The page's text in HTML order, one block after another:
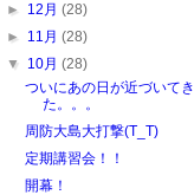
► 12月 (28)
► 11月 (28)
▼
10月 (28)
ついにあの日が近づいてき
た。。。
周防大島大打撃(T_T)
定期講習会！！
開幕！